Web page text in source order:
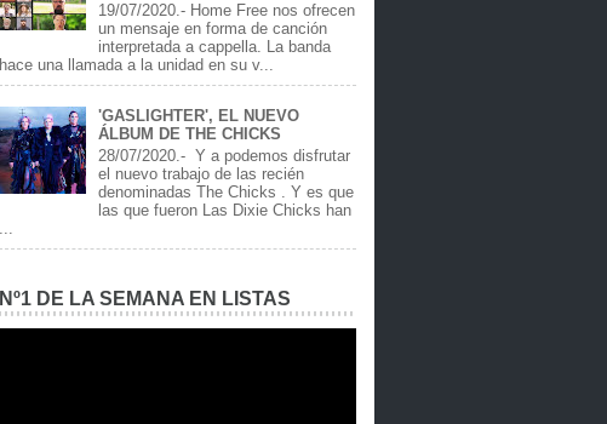
19/07/2020.- Home Free nos ofrecen
un mensaje en forma de canción
interpretada a cappella. La banda
hace una llamada a la unidad en su v...
'GASLIGHTER', EL NUEVO
ÁLBUM DE THE CHICKS
28/07/2020.- Y a podemos disfrutar
el nuevo trabajo de las recién
denominadas The Chicks . Y es que
las que fueron Las Dixie Chicks han
Nº1 DE LA SEMANA EN LISTAS